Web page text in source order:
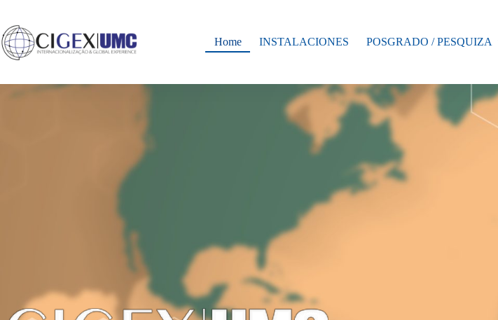
Home INSTALACIONES POSGRADO / PESQUIZA